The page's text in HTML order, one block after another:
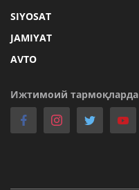
SIYOSAT
JAMIYAT
AVTO
Ижтимоий тармоқларда